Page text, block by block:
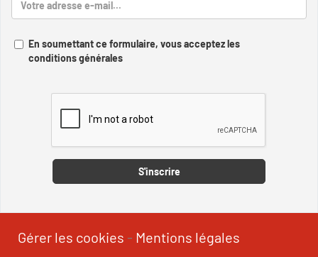
En soumettant ce formulaire, vous acceptez les
conditions générales
S'inscrire
Gérer les cookies - Mentions légales